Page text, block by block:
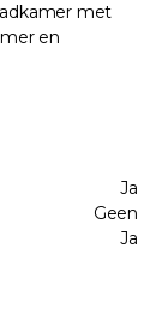
met
en
Ja
Geen
Ja